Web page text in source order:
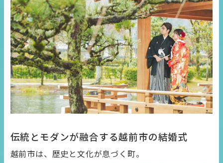
伝統とモダンが融合する越前市の結婚式
越前市は、歴史と文化が息づく町。